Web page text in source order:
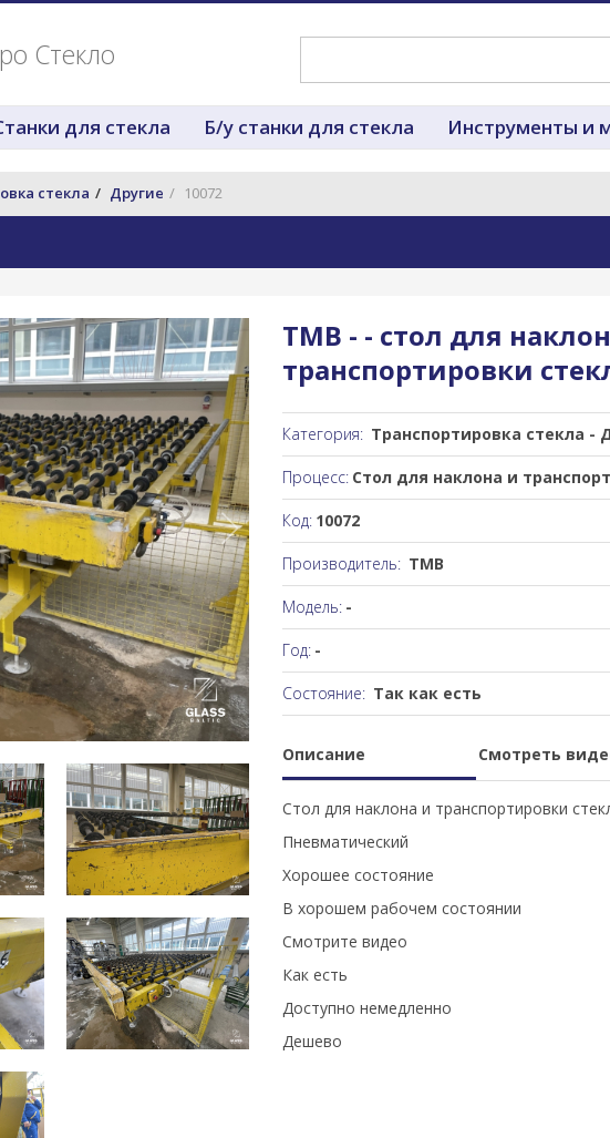
Стекло
для стекла Б/у станки для стекла Инструменты и
стеклa Другие 10072
TMB - - cтол для
транспортировки
Категория: Транспортировка стеклa -
Процесс: Cтол для наклона и
Код: 10072
Производитель: TMB
Модель: -
Год: -
Состояние: Так как есть
Описание Смотреть
Cтол для наклона и транспортировки
Пневматический
Хорошее состояние
В хорошем рабочем состоянии
Смотрите видео
Как есть
Доступно немедленно
Дешево